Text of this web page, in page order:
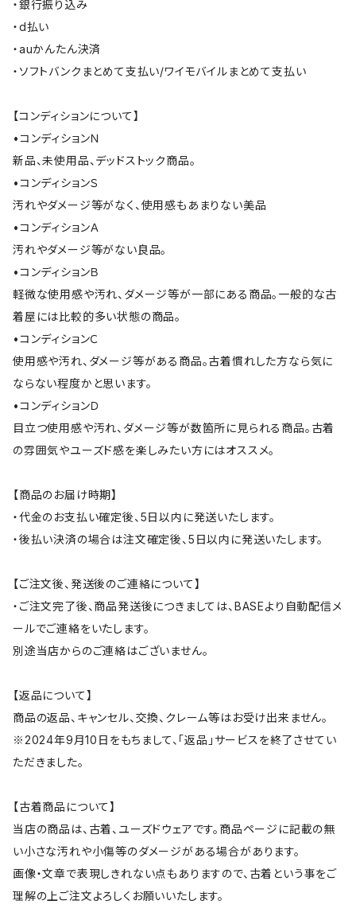
・銀行振り込み
・d払い
・auかんたん決済
・ソフトバンクまとめて支払い/ワイモバイルまとめて支払い
【コンディションについて】
•コンディションＮ
新品、未使用品、デッドストック商品。
•コンディションＳ
汚れやダメージ等がなく、使用感もあまりない美品
•コンディションＡ
汚れやダメージ等がない良品。
•コンディションＢ
軽微な使用感や汚れ、ダメージ等が一部にある商品。一般的な古
着屋には比較的多い状態の商品。
•コンディションＣ
使用感や汚れ、ダメージ等がある商品。古着慣れした方なら気に
ならない程度かと思います。
•コンディションＤ
目立つ使用感や汚れ、ダメージ等が数箇所に見られる商品。古着
の雰囲気やユーズド感を楽しみたい方にはオススメ。
【商品のお届け時期】
・代金のお支払い確定後、5日以内に発送いたします。
・後払い決済の場合は注文確定後、5日以内に発送いたします。
【ご注文後、発送後のご連絡について】
・ご注文完了後、商品発送後につきましては、BASEより自動配信メ
ールでご連絡をいたします。
別途当店からのご連絡はございません。
【返品について】
商品の返品、キャンセル、交換、クレーム等はお受け出来ません。
※2024年9月10日をもちまして、「返品」サービスを終了させてい
ただきました。
【古着商品について】
当店の商品は、古着、ユーズドウェアです。商品ページに記載の無
い小さな汚れや小傷等のダメージがある場合があります。
画像・文章で表現しきれない点もありますので、古着という事をご
理解の上ご注文よろしくお願いいたします。